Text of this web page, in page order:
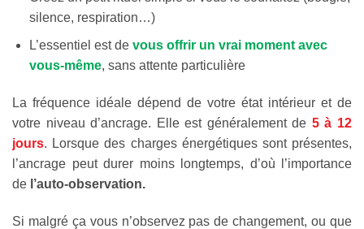
silence, respiration…)
L’essentiel est de vous offrir un vrai moment avec
vous-même, sans attente particulière
La fréquence idéale dépend de votre état intérieur et de
votre niveau d’ancrage. Elle est généralement de 5 à 12
jours. Lorsque des charges énergétiques sont présentes,
l’ancrage peut durer moins longtemps, d’où l’importance
de l’auto-observation.
Si malgré ça vous n’observez pas de changement, ou que